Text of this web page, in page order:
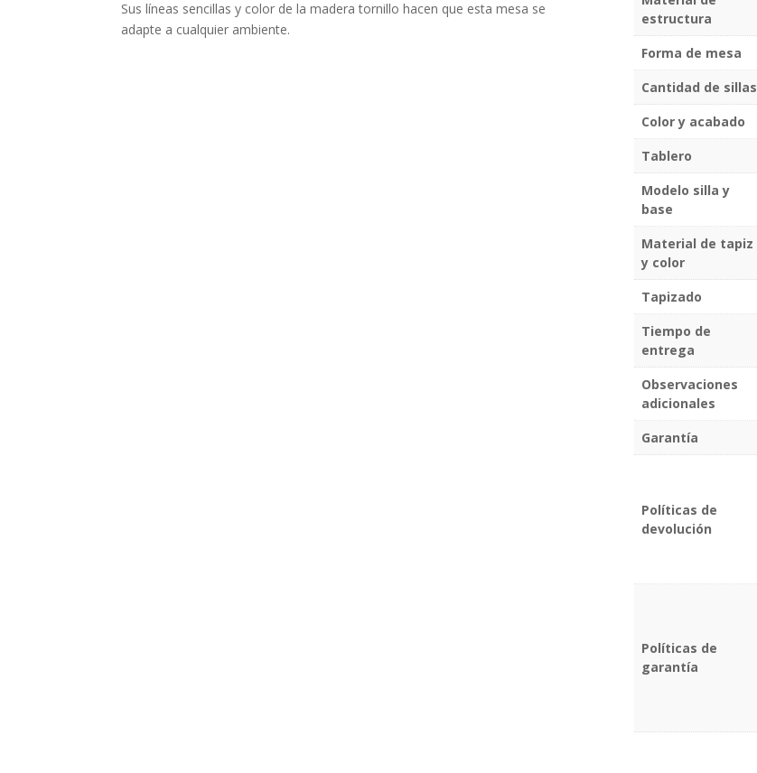
Sus líneas sencillas y color de la madera tornillo hacen que esta mesa se
adapte a cualquier ambiente.
estructura
Forma de mesa
Cantidad de sillas
Color y acabado
Tablero
Modelo silla y
base
Material de tapiz
y color
Tapizado
Tiempo de
entrega
Observaciones
adicionales
Garantía
Políticas de
devolución
Políticas de
garantía